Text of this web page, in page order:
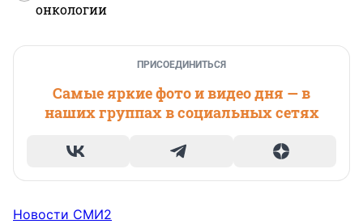
онкологии
ПРИСОЕДИНИТЬСЯ
Самые яркие фото и видео дня — в
наших группах в социальных сетях
Новости СМИ2